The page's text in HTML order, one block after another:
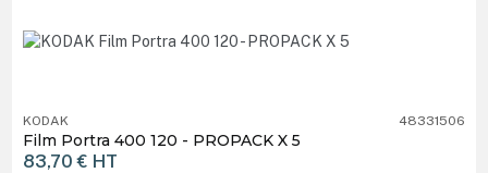
KODAK 48331506
Film Portra 400 120 - PROPACK X 5
83,70 € HT